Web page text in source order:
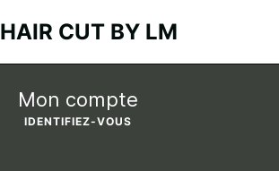
HAIR CUT BY LM
Mon compte
IDENTIFIEZ-VOUS